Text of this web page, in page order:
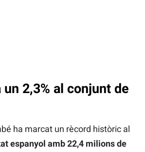
un 2,3% al conjunt de
ha marcat un rècord històric al
espanyol amb 22,4 milions de